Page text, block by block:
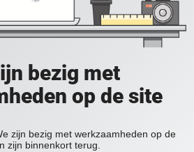
bezig met
op de site
zijn bezig met werkzaamheden op de
zijn binnenkort terug.